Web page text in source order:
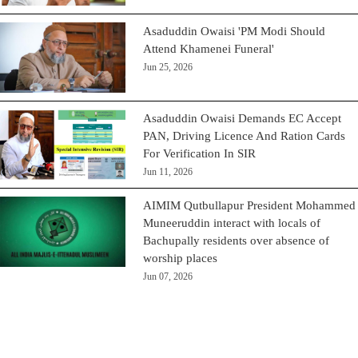
Asaduddin Owaisi 'PM Modi Should
Attend Khamenei Funeral'
Jun 25, 2026
Asaduddin Owaisi Demands EC Accept
PAN, Driving Licence And Ration Cards
For Verification In SIR
Jun 11, 2026
AIMIM Qutbullapur President Mohammed
Muneeruddin interact with locals of
Bachupally residents over absence of
worship places
Jun 07, 2026